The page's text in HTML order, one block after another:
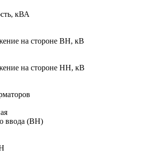
кВА
на стороне ВН, кВ
на стороне НН, кВ
ввода (ВН)